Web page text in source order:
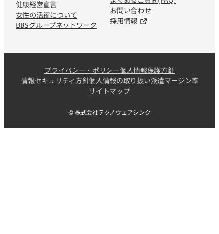
健康経営宣言
女性の活躍について
BBSグループネットワーク
お問い合わせ
採用情報
プライバシー・ポリシー個人情報保護方針
情報セキュリティ方針個人情報の取り扱い派遣マージン率
サイトマップ
© 株式会社テクノウェアシンク